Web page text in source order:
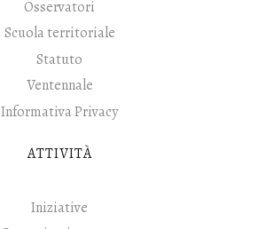
Osservatori
Scuola territoriale
Statuto
Ventennale
Informativa Privacy
ATTIVITÀ
Iniziative